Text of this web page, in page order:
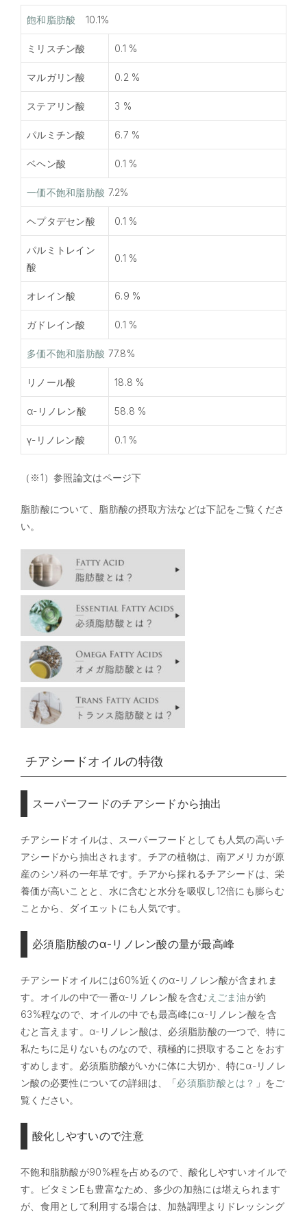
飽和脂肪酸 10.1%
ミリスチン酸 0.1 %
マルガリン酸 0.2 %
ステアリン酸 3 %
パルミチン酸 6.7 %
ベヘン酸 0.1 %
一価不飽和脂肪酸 7.2%
ヘプタデセン酸 0.1 %
パルミトレイン
酸
0.1 %
オレイン酸 6.9 %
ガドレイン酸 0.1 %
多価不飽和脂肪酸 77.8%
リノール酸 18.8 %
α-リノレン酸 58.8 %
γ-リノレン酸 0.1 %
（※1）参照論文はページ下
脂肪酸について、脂肪酸の摂取方法などは下記をご覧くださ
い。
チアシードオイルの特徴
スーパーフードのチアシードから抽出
チアシードオイルは、スーパーフードとしても人気の高いチ
アシードから抽出されます。チアの植物は、南アメリカが原
産のシソ科の一年草です。チアから採れるチアシードは、栄
養価が高いことと、水に含むと水分を吸収し12倍にも膨らむ
ことから、ダイエットにも人気です。
必須脂肪酸のα-リノレン酸の量が最高峰
チアシードオイルには60%近くのα-リノレン酸が含まれま
す。オイルの中で一番α-リノレン酸を含む えごま油が約
63%程なので、オイルの中でも最高峰にα-リノレン酸を含
むと言えます。α-リノレン酸は、必須脂肪酸の一つで、特に
私たちに足りないものなので、積極的に摂取することをおす
すめします。必須脂肪酸がいかに体に大切か、特にα-リノレ
ン酸の必要性についての詳細は、「必須脂肪酸とは？ 」をご
覧ください。
酸化しやすいので注意
不飽和脂肪酸が90%程を占めるので、酸化しやすいオイルで
す。ビタミンEも豊富なため、多少の加熱には堪えられます
が、食用として利用する場合は、加熱調理よりドレッシング